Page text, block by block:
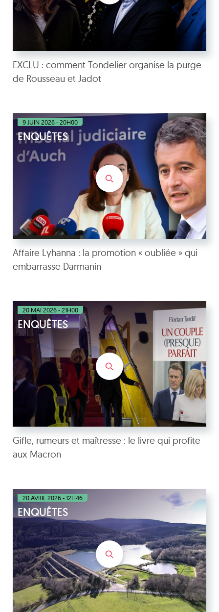
EXCLU : comment Tondelier organise la purge
de Rousseau et Jadot
9 JUIN 2026 - 20H00
ENQUÊTES
Affaire Lyhanna : la promotion « oubliée » qui
embarrasse Darmanin
20 MAI 2026 - 21H00
ENQUÊTES
Gifle, rumeurs et maîtresse : le livre qui profite
aux Macron
20 AVRIL 2026 - 12H46
ENQUÊTES